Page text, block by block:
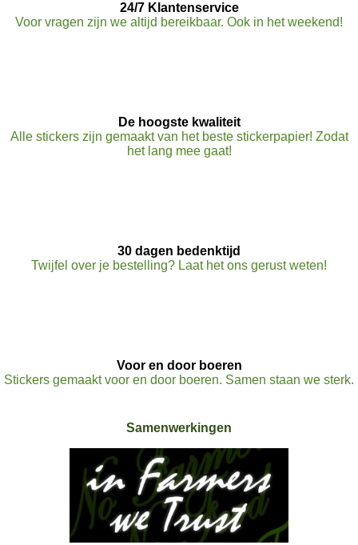
24/7 Klantenservice
Voor vragen zijn we altijd bereikbaar. Ook in het weekend!
De hoogste kwaliteit
Alle stickers zijn gemaakt van het beste stickerpapier! Zodat
het lang mee gaat!
30 dagen bedenktijd
Twijfel over je bestelling? Laat het ons gerust weten!
Voor en door boeren
Stickers gemaakt voor en door boeren. Samen staan we sterk.
Samenwerkingen